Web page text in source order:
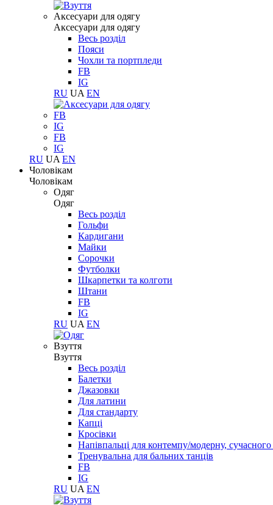
Aксесуари для одягу
Aксесуари для одягу
Весь розділ
Пояси
Чохли та портпледи
FB
IG
RU UA EN
FB
IG
FB
IG
RU UA EN
Чоловікам
Чоловікам
Одяг
Одяг
Весь розділ
Гольфи
Кардигани
Майки
Сорочки
Футболки
Шкарпетки та колготи
Штани
FB
IG
RU UA EN
Взуття
Взуття
Весь розділ
Балетки
Джазовки
Для латини
Для стандарту
Капці
Кросівки
Напівпальці для контемпу/модерну,
Тренувальна для бальних танців
FB
IG
RU UA EN